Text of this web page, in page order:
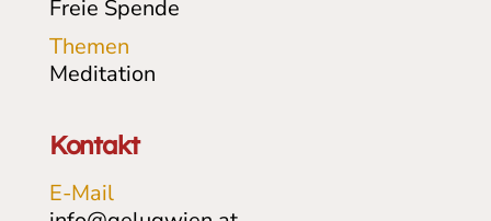
Freie Spende
Themen
Meditation
Kontakt
E-Mail